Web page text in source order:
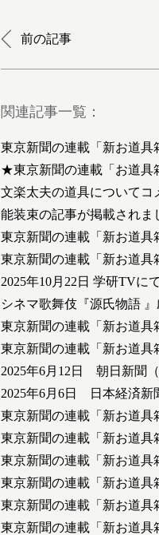
前の記事
関連記事一覧：
東京新聞の連載「新お道
★東京新聞の連載「お道
文楽太夫の道具についてコ
能装束の記事が掲載されま
東京新聞の連載「新お道
東京新聞の連載「新お道
2025年10月22日 学研TVに
シネマ歌舞伎『源氏物語
東京新聞の連載「新お道
東京新聞の連載「新お道
2025年6月12日 朝日新聞
2025年6月6日 日本経済新
東京新聞の連載「新お道
東京新聞の連載「新お道
東京新聞の連載「新お道
東京新聞の連載「新お道
東京新聞の連載「新お道
東京新聞の連載「新お道